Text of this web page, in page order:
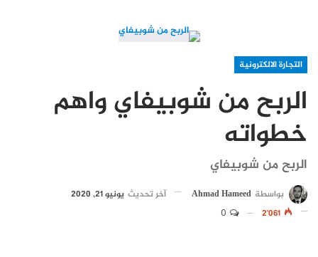
التجارة الالكترونية
الربح من شوبيفاي واهم
خطواته
الربح من شوبيفاي
بواسطة Ahmad Hameed آخر تحديث يونيو 21, 2020